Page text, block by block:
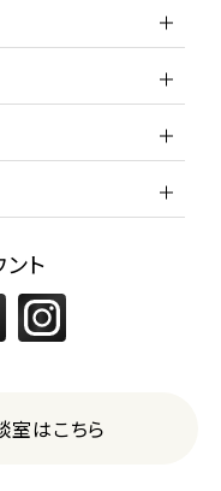
ト
はこちら